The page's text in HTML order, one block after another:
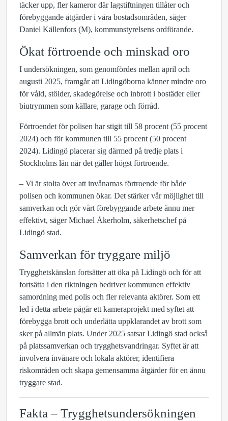
täcker upp, fler kameror där lagstiftningen tillåter och
förebyggande åtgärder i våra bostadsområden, säger
Daniel Källenfors (M), kommunstyrelsens ordförande.
Ökat förtroende och minskad oro
I undersökningen, som genomfördes mellan april och
augusti 2025, framgår att Lidingöborna känner mindre oro
för våld, stölder, skadegörelse och inbrott i bostäder eller
biutrymmen som källare, garage och förråd.
Förtroendet för polisen har stigit till 58 procent (55 procent
2024) och för kommunen till 55 procent (50 procent
2024). Lidingö placerar sig därmed på tredje plats i
Stockholms län när det gäller högst förtroende.
– Vi är stolta över att invånarnas förtroende för både
polisen och kommunen ökar. Det stärker vår möjlighet till
samverkan och gör vårt förebyggande arbete ännu mer
effektivt, säger Michael Åkerholm, säkerhetschef på
Lidingö stad.
Samverkan för tryggare miljö
Trygghetskänslan fortsätter att öka på Lidingö och för att
fortsätta i den riktningen bedriver kommunen effektiv
samordning med polis och fler relevanta aktörer. Som ett
led i detta arbete pågår ett kameraprojekt med syftet att
förebygga brott och underlätta uppklarandet av brott som
sker på allmän plats. Under 2025 satsar Lidingö stad också
på platssamverkan och trygghetsvandringar. Syftet är att
involvera invånare och lokala aktörer, identifiera
riskområden och skapa gemensamma åtgärder för en ännu
tryggare stad.
Fakta – Trygghetsundersökningen